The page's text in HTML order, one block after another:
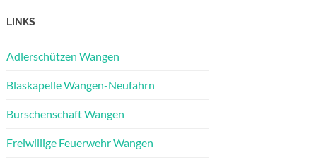
LINKS
Adlerschützen Wangen
Blaskapelle Wangen-Neufahrn
Burschenschaft Wangen
Freiwillige Feuerwehr Wangen